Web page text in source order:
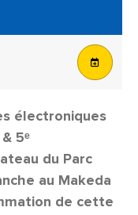
électroniques
5ᵉ
du Parc
au Makeda
de cette